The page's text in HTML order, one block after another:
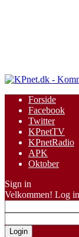
Forside
Facebook
Twitter
KPnetTV
KPnetRadio
APK
Oktober
Sign in
Velkommen! Log